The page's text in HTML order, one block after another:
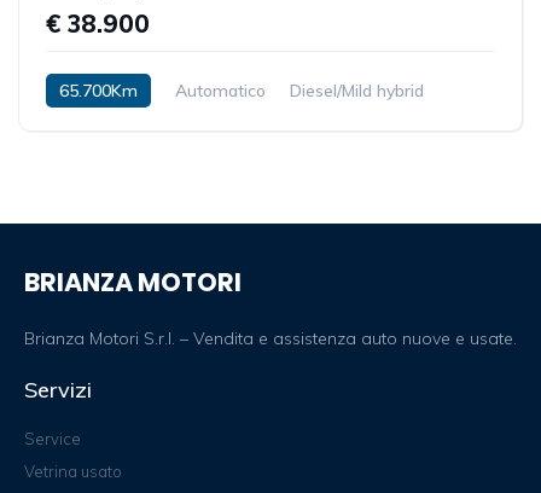
€ 38.900
65.700Km Automatico Diesel/Mild hybrid
BRIANZA MOTORI
Brianza Motori S.r.l. – Vendita e assistenza auto nuove e usate.
Servizi
Service
Vetrina usato